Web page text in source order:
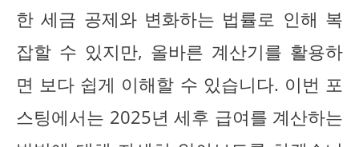
한 세금 공제와 변화하는 법률로 인해 복
잡할 수 있지만, 올바른 계산기를 활용하
면 보다 쉽게 이해할 수 있습니다. 이번 포
스팅에서는 2025년 세후 급여를 계산하는